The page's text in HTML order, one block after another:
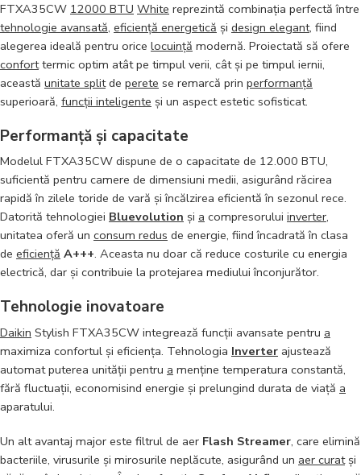
FTXA35CW 12000 BTU White reprezintă combinația perfectă între
tehnologie avansată, eficiență energetică și design elegant, fiind
alegerea ideală pentru orice locuință modernă. Proiectată să ofere
conforttermic optim atât pe timpul verii, cât și pe timpul iernii,
această unitate splitde perete se remarcă prin performanță
superioară, funcții inteligente și un aspect estetic sofisticat.
Performanță și capacitate
Modelul FTXA35CW dispune de o capacitate de 12.000 BTU,
suficientă pentru camere de dimensiuni medii, asigurând răcirea
rapidă în zilele toride de vară și încălzirea eficientă în sezonul rece.
Datorită tehnologiei Bluevolution și a compresorului inverter,
unitatea oferă un consum redus de energie, fiind încadrată în clasa
de eficiență A+++. Aceasta nu doar că reduce costurile cu energia
electrică, dar și contribuie la protejarea mediului înconjurător.
Tehnologie inovatoare
Daikin Stylish FTXA35CW integrează funcții avansate pentru a
maximiza confortul și eficiența. Tehnologia Inverter ajustează
automat puterea unității pentru a menține temperatura constantă,
fără fluctuații, economisind energie și prelungind durata de viață a
aparatului.
Un alt avantaj major este filtrul de aer Flash Streamer, care elimină
bacteriile, virusurile și mirosurile neplăcute, asigurând un aer curatși